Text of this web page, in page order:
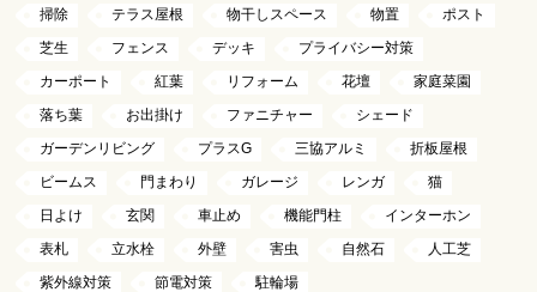
掃除
テラス屋根 物干しスペース 物置
ポスト
芝生
フェンス デッキ
プライバシー対策
カーポート
紅葉 リフォーム 花壇
家庭菜園
落ち葉
お出掛け ファニチャー
シェード
ガーデンリビング
プラスG 三協アルミ
折板屋根
ビームス
門まわり ガレージ レンガ
猫
日よけ
玄関 車止め 機能門柱
インターホン
表札
立水栓 外壁 害虫 自然石
人工芝
紫外線対策
節電対策 駐輪場